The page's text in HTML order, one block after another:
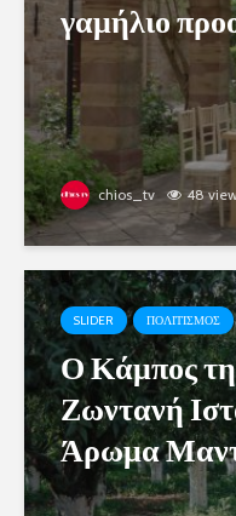
γαμήλιο
chios_tv 48
SLIDER ΠΟΛΙΤΙΣΜΟΣ
Ο Κάμπος
Ζωντανή
Άρωμα